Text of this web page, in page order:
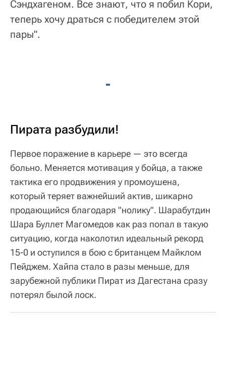
Сэндхагеном. Все знают, что я побил Кори,
теперь хочу драться с победителем этой
пары".
Пирата разбудили!
Первое поражение в карьере — это всегда
больно. Меняется мотивация у бойца, а также
тактика его продвижения у промоушена,
который теряет важнейший актив, шикарно
продающийся благодаря "нолику". Шарабутдин
Шара Буллет Магомедов как раз попал в такую
ситуацию, когда наколотил идеальный рекорд
15-0 и оступился в бою с британцем Майклом
Пейджем. Хайпа стало в разы меньше, для
зарубежной публики Пират из Дагестана сразу
потерял былой лоск.